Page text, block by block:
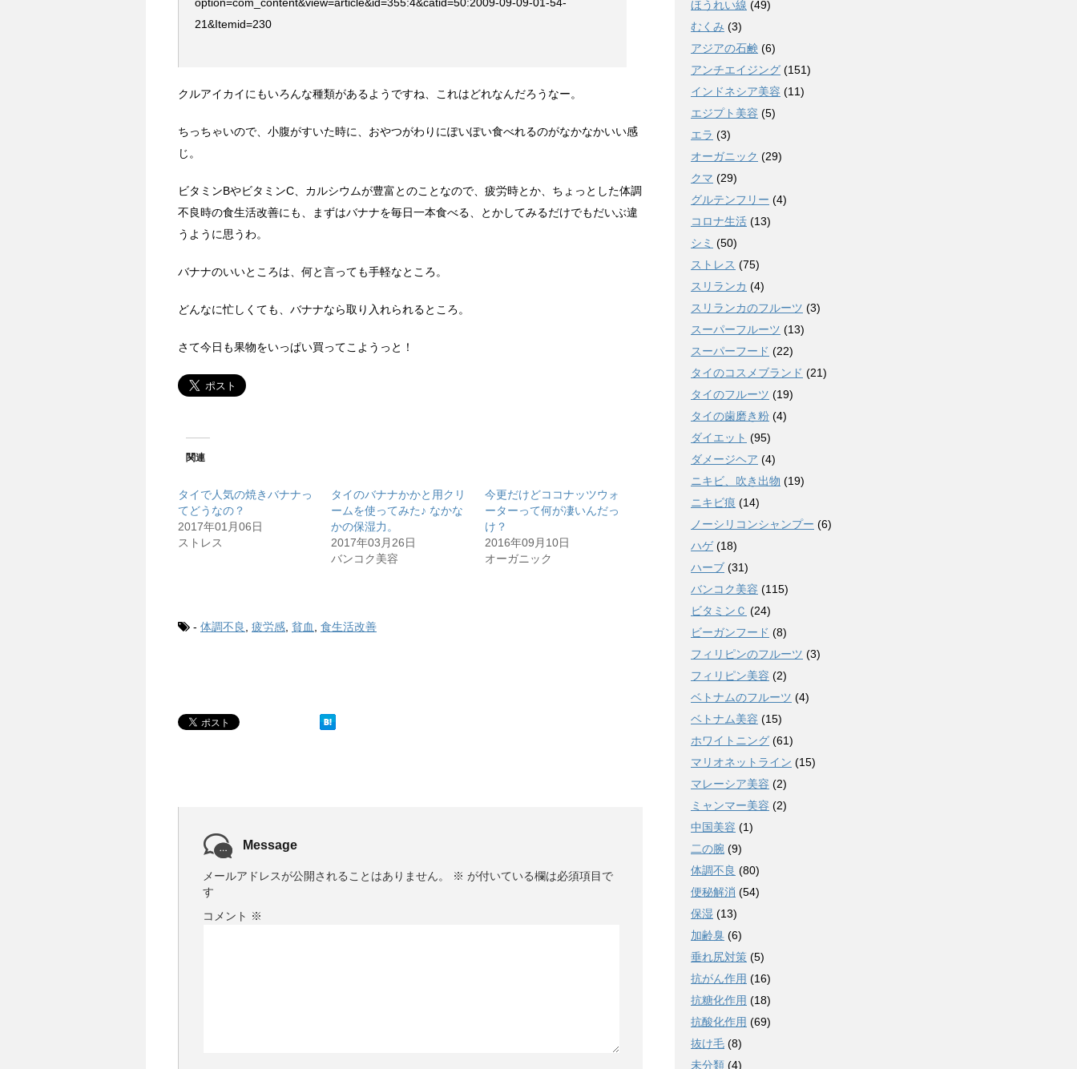
21&Itemid=230
クルアイカイにもいろんな種類があるようですね、これはどれなんだろうなー。
ちっちゃいので、小腹がすいた時に、おやつがわりにぽいぽい食べれるのがなかなかいい感
じ。
ビタミンBやビタミンC、カルシウムが豊富とのことなので、疲労時とか、ちょっとした体調
不良時の食生活改善にも、まずはバナナを毎日一本食べる、とかしてみるだけでもだいぶ違
うように思うわ。
バナナのいいところは、何と言っても手軽なところ。
どんなに忙しくても、バナナなら取り入れられるところ。
さて今日も果物をいっぱい買ってこようっと！
関連
タイで人気の焼きバナナっ
てどうなの？
2017年01月06日
ストレス
タイのバナナかかと用クリ
ームを使ってみた♪ なかな
かの保湿力。
2017年03月26日
バンコク美容
今更だけどココナッツウォ
ーターって何が凄いんだっ
け？
2016年09月10日
オーガニック
- 体調不良 疲労感 貧血 食生活改善
Message
メールアドレスが公開されることはありません。 ※ が付いている欄は必須項目で
す
コメント ※
ほうれい線 (49)
むくみ (3)
アジアの石鹸 (6)
アンチエイジング (151)
インドネシア美容 (11)
エジプト美容 (5)
エラ (3)
オーガニック (29)
クマ (29)
グルテンフリー (4)
コロナ生活 (13)
シミ (50)
ストレス (75)
スリランカ (4)
スリランカのフルーツ (3)
スーパーフルーツ (13)
スーパーフード (22)
タイのコスメブランド (21)
タイのフルーツ (19)
タイの歯磨き粉 (4)
ダイエット (95)
ダメージヘア (4)
ニキビ、吹き出物 (19)
ニキビ痕 (14)
ノーシリコンシャンプー (6)
ハゲ(18)
ハーブ (31)
バンコク美容 (115)
ビタミンＣ (24)
ビーガンフード (8)
フィリピンのフルーツ (3)
フィリピン美容 (2)
ベトナムのフルーツ (4)
ベトナム美容 (15)
ホワイトニング (61)
マリオネットライン (15)
マレーシア美容 (2)
ミャンマー美容 (2)
中国美容 (1)
二の腕 (9)
体調不良 (80)
便秘解消 (54)
保湿 (13)
加齢臭 (6)
垂れ尻対策 (5)
抗がん作用 (16)
抗糖化作用 (18)
抗酸化作用 (69)
抜け毛 (8)
未分類 (4)